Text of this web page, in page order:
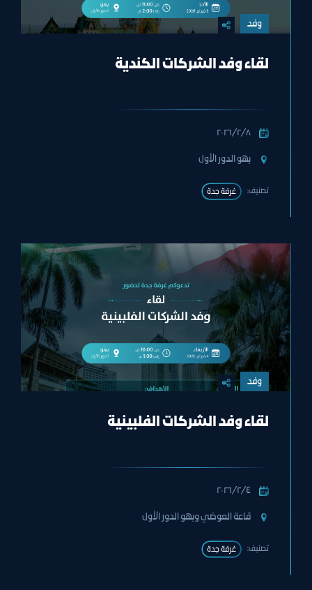
وفد
لقاء وفد الشركات الكندية
٨‏/٢‏/٢٠٢٦
بهو الدور الأول
تصنيف: غرفة جدة
وفد
لقاء وفد الشركات الفلبينية
٤‏/٢‏/٢٠٢٦
قاعة العوضي وبهو الدور الأول
تصنيف: غرفة جدة